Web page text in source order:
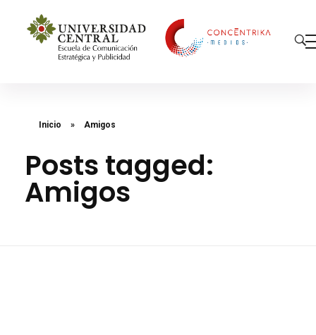
Inicio » Amigos
Posts tagged:
Amigos